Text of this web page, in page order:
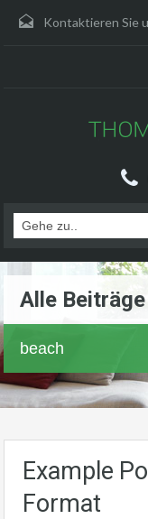
Kontaktieren Sie
Alle
beach
Example
Format